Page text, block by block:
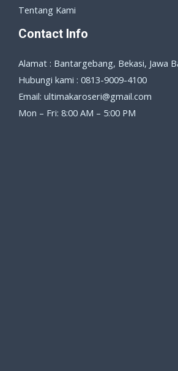
Tentang Kami
Contact Info
Alamat : Bantargebang, Bekasi, Jawa
Hubungi kami : 0813-9009-4100
Email: ultimakaroseri@gmail.com
Mon – Fri: 8:00 AM – 5:00 PM